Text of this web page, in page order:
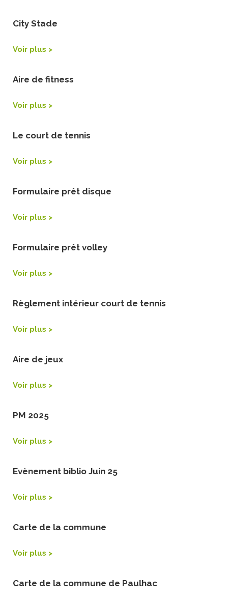
City Stade
Voir plus >
Aire de fitness
Voir plus >
Le court de tennis
Voir plus >
Formulaire prêt disque
Voir plus >
Formulaire prêt volley
Voir plus >
Règlement intérieur court de tennis
Voir plus >
Aire de jeux
Voir plus >
PM 2025
Voir plus >
Evènement biblio Juin 25
Voir plus >
Carte de la commune
Voir plus >
Carte de la commune de Paulhac